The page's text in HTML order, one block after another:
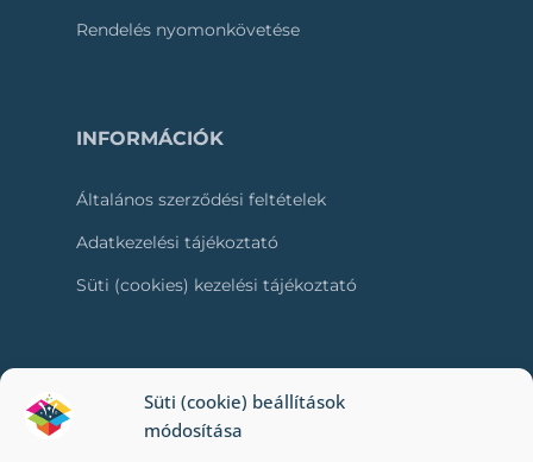
Süti (cookie) beállítások
módosítása
Rendelés nyomonkövetése
INFORMÁCIÓK
Általános szerződési feltételek
Adatkezelési tájékoztató
Süti (cookies) kezelési tájékoztató
RÓLUNK